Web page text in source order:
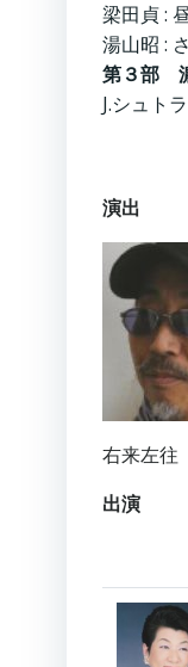
梁田貞 :
湯山昭 :
第３部
J.シュト
演出
右来左往
出演